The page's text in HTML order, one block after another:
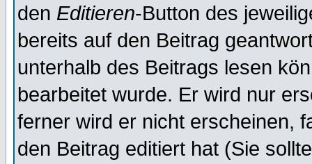
den Editieren-Button des
bereits auf den Beitrag
unterhalb des Beitrags lesen
bearbeitet wurde. Er wird nur
ferner wird er nicht erscheinen,
den Beitrag editiert hat (Sie